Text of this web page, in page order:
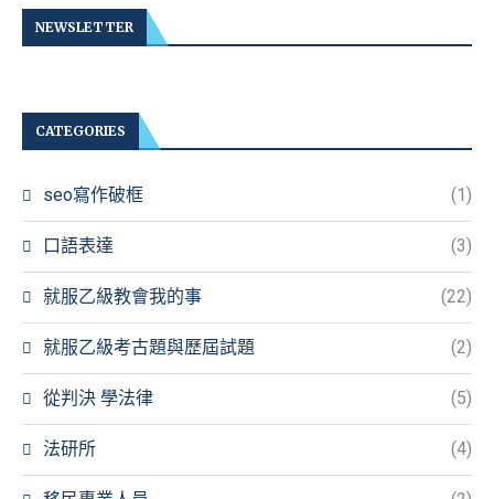
NEWSLETTER
CATEGORIES
seo寫作破框 (1)
口語表達 (3)
就服乙級教會我的事 (22)
就服乙級考古題與歷屆試題 (2)
從判決 學法律 (5)
法研所 (4)